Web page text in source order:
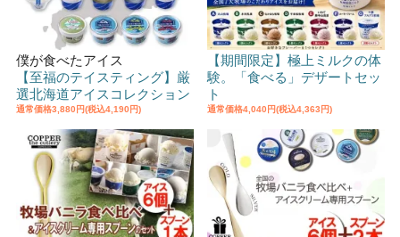
僕が食べたアイス
【至福のテイスティング】厳
選北海道アイスコレクション
通常価格3,880円(税込4,190円)
【期間限定】極上ミルクの体
験。「食べる」デザートセッ
ト
通常価格4,040円(税込4,363円)